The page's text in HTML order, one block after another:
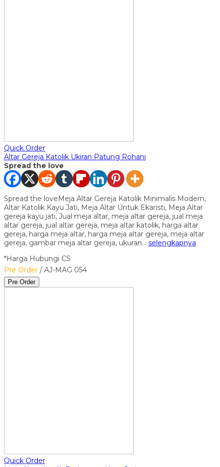
Quick Order
Altar Gereja Katolik Ukiran Patung Rohani
Spread the love
Spread the loveMeja Altar Gereja Katolik Minimalis Modern,
Altar Katolik Kayu Jati, Meja Altar Untuk Ekaristi, Meja Altar
gereja kayu jati, Jual meja altar, meja altar gereja, jual meja
altar gereja, jual altar gereja, meja altar katolik, harga altar
gereja, harga meja altar, harga meja altar gereja, meja altar
gereja, gambar meja altar gereja, ukuran… selengkapnya
*Harga Hubungi CS
Pre Order / AJ-MAG 054
Pre Order
Quick Order